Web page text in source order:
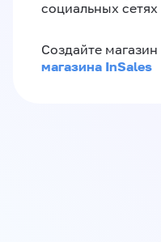
социальных
Создайте магазин
магазина InSales